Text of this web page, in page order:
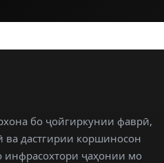
бо ҷойгиркунии фаврӣ,
ва дастгирии коршиносон
инфрасохтори ҷаҳонии мо